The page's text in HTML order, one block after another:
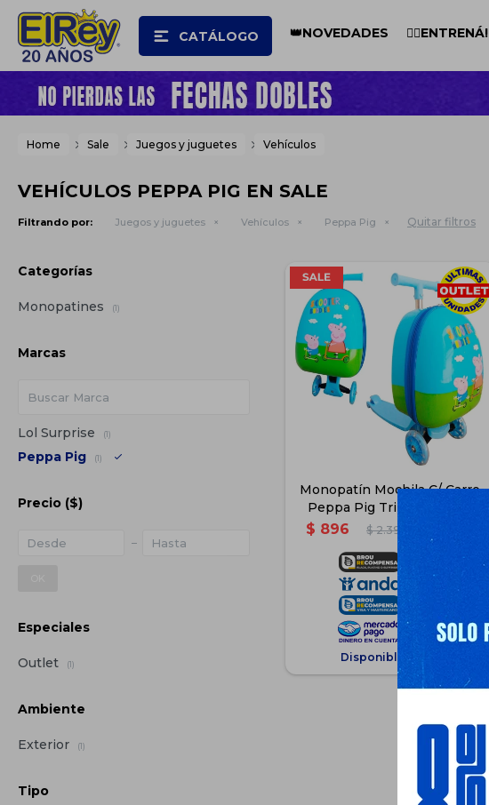
CATÁLOGO 👑NOVEDADES 🏋️‍♂️ENTRENÁ!
Home Sale Juegos y juguetes Vehículos
VEHÍCULOS PEPPA PIG EN SALE
Filtrando por: Juegos y juguetes Vehículos Peppa Pig Quitar filtros
Monopatín Mochila C/ Carro
Peppa Pig Tripatín Luces
$ 896 $ 2.390
672
$
$
806
Disponible Envío
Categorías
Monopatines (1)
Marcas
Lol Surprise (1)
Peppa Pig (1)
Precio ($)
Especiales
Outlet (1)
Ambiente
Exterior (1)
Tipo